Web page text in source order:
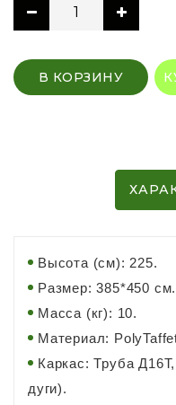
В КОРЗИНУ
Высота (см): 225.
Размер: 385*450 см.
Масса (кг): 10.
Материал:
Каркас: Труба
дуги).